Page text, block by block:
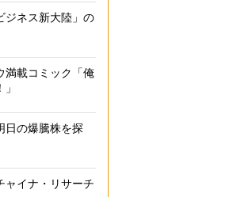
ジネス新大陸」の
満載コミック「俺
日の爆騰株を探
ャイナ・リサーチ